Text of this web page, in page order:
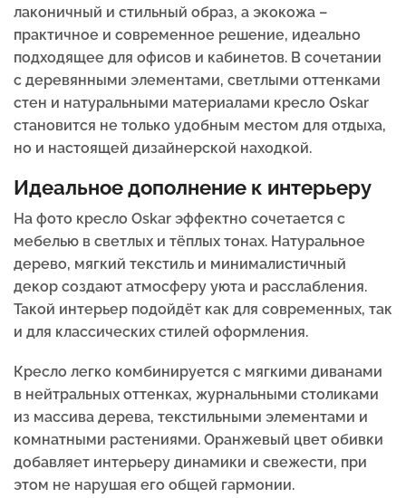
лаконичный и стильный образ, а экокожа –
практичное и современное решение, идеально
подходящее для офисов и кабинетов. В сочетании
с деревянными элементами, светлыми оттенками
стен и натуральными материалами кресло Oskar
становится не только удобным местом для отдыха,
но и настоящей дизайнерской находкой.
Идеальное дополнение к интерьеру
На фото кресло Oskar эффектно сочетается с
мебелью в светлых и тёплых тонах. Натуральное
дерево, мягкий текстиль и минималистичный
декор создают атмосферу уюта и расслабления.
Такой интерьер подойдёт как для современных, так
и для классических стилей оформления.
Кресло легко комбинируется с мягкими диванами
в нейтральных оттенках, журнальными столиками
из массива дерева, текстильными элементами и
комнатными растениями. Оранжевый цвет обивки
добавляет интерьеру динамики и свежести, при
этом не нарушая его общей гармонии.